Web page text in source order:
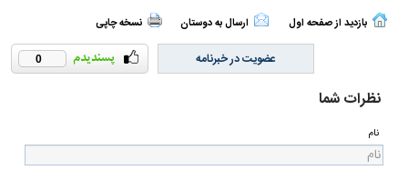
بازدید از صفحه اول ارسال به دوستان نسخه چاپی
0 عضویت در خبرنامه
نظرات شما
نام